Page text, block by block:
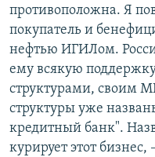
противоположна. Я
покупатель и
нефтью ИГИЛом.
ему всякую
структурами, своим
структуры уже
кредитный банк".
курирует этот